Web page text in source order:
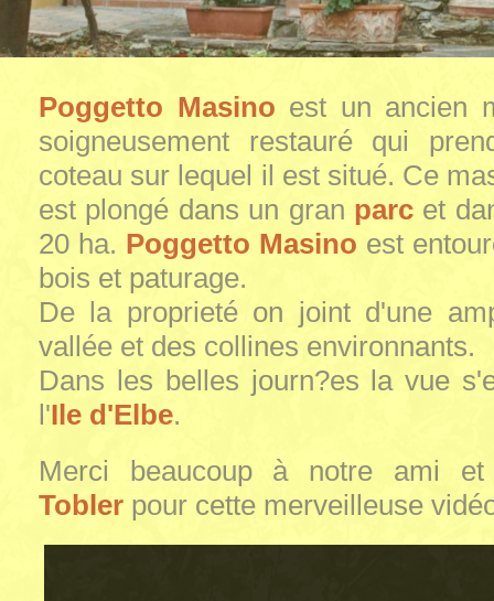
Poggetto Masino est un ancien
soigneusement restauré qui
coteau sur lequel il est situé. Ce
est plongé dans un gran parc et
20 ha. Poggetto Masino est
bois et paturage.
De la proprieté on joint d'une
vallée et des collines environnants.
Dans les belles journ?es la vue
l'Ile d'Elbe.
Merci beaucoup à notre ami
Tobler pour cette merveilleuse